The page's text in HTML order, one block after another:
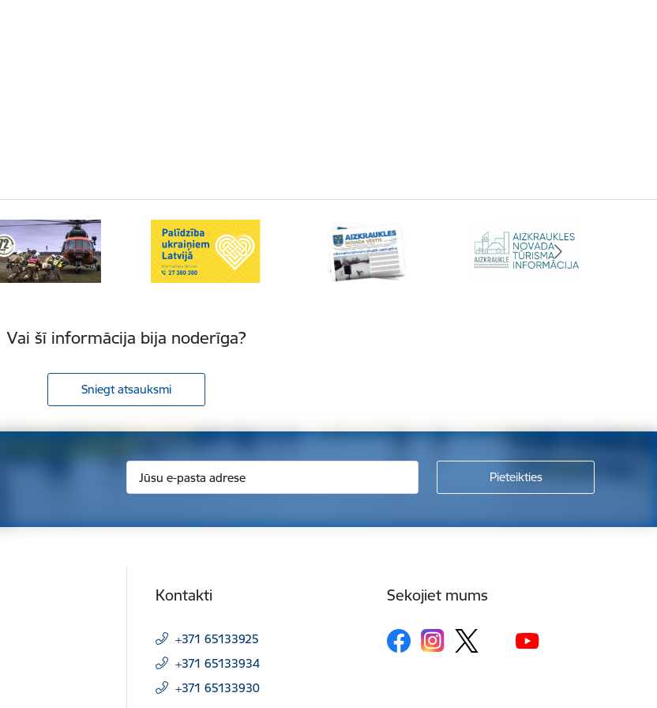
Vai šī informācija bija noderīga?
Sniegt atsauksmi
Kontakti
+371 65133925
+371 65133934
+371 65133930
Sekojiet mums